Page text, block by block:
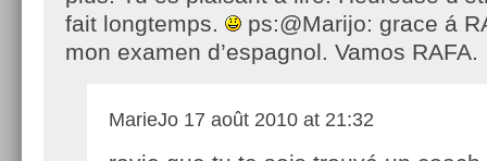
fait longtemps.
ps:@Marijo: grace á
mon examen d’espagnol. Vamos RAFA.
MarieJo 17 août 2010 at 21:32